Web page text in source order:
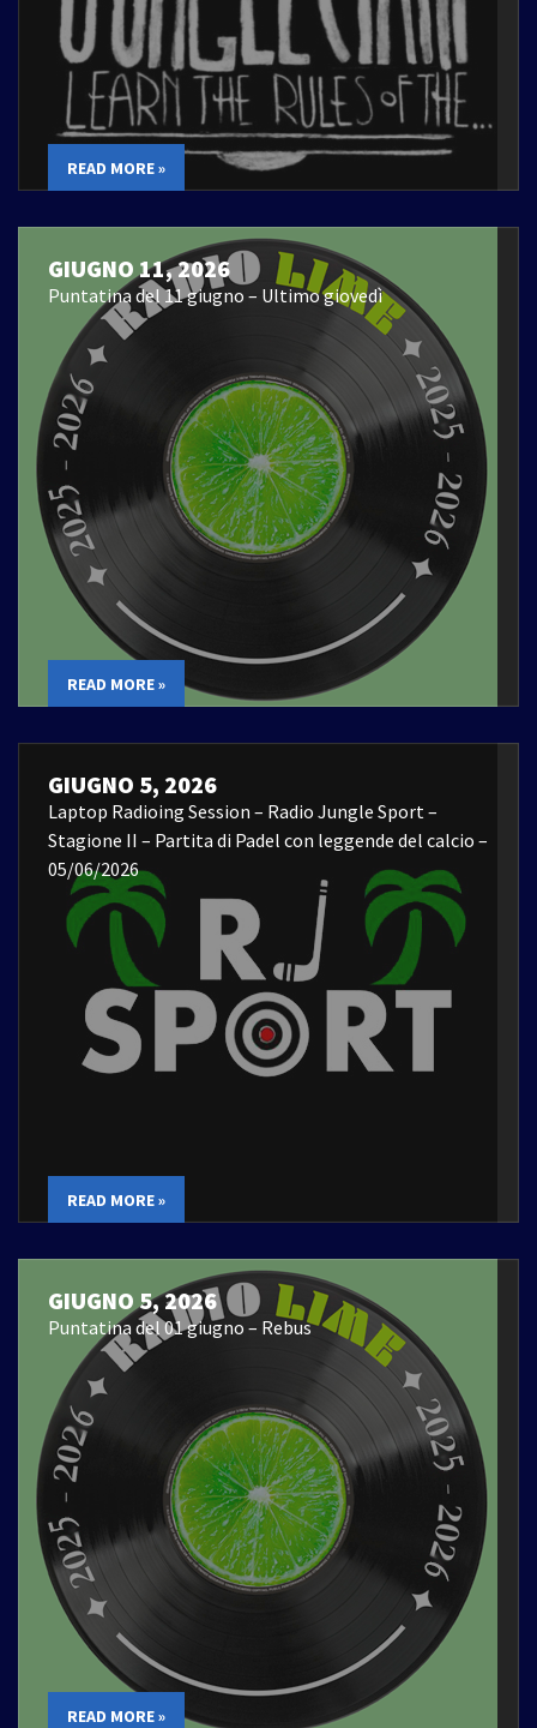
READ MORE »
GIUGNO 11, 2026
Puntatina del 11 giugno – Ultimo giovedì
READ MORE »
GIUGNO 5, 2026
Laptop Radioing Session – Radio Jungle Sport –
Stagione II – Partita di Padel con leggende del calcio –
05/06/2026
READ MORE »
GIUGNO 5, 2026
Puntatina del 01 giugno – Rebus
READ MORE »